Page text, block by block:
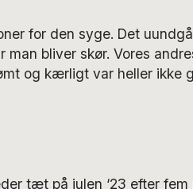
for den syge. Det
man bliver skør. Vores
og kærligt var heller ikke
tæt på julen ‘23 efter fem